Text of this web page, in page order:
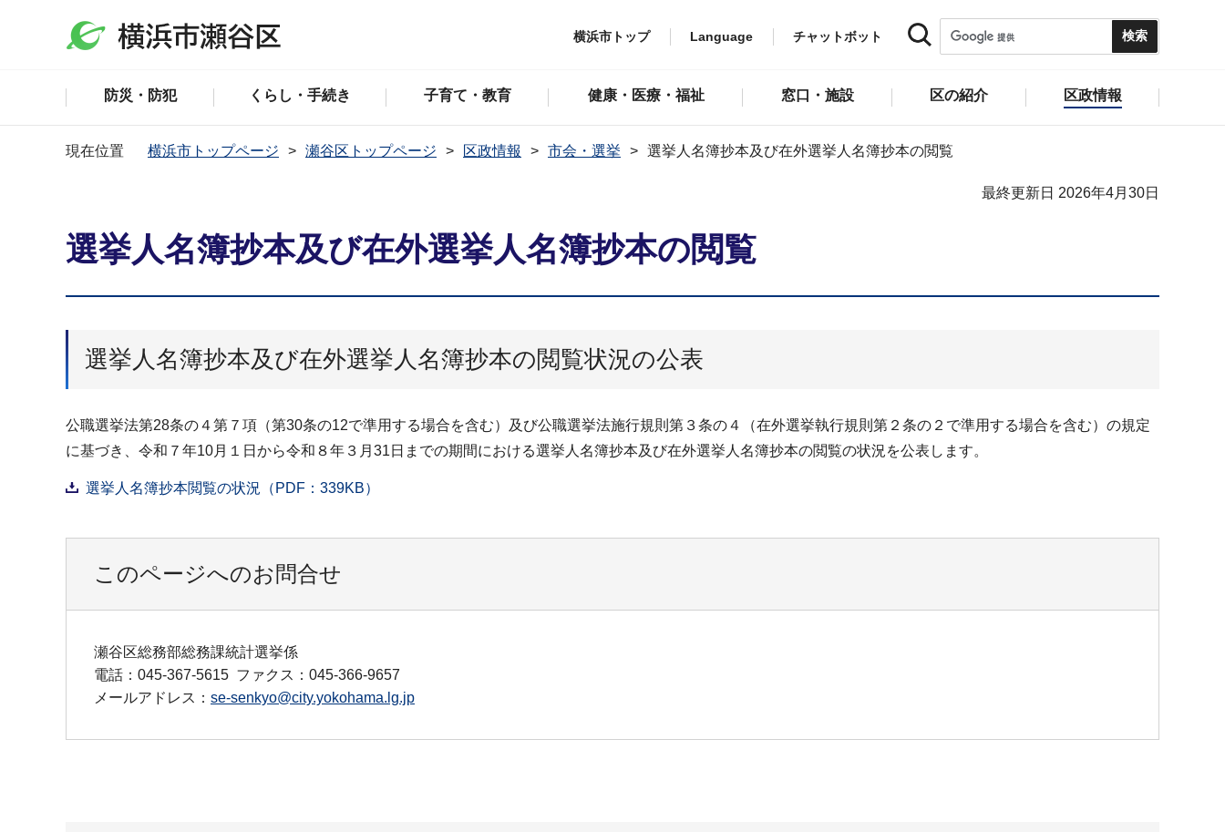
横浜市トップ Language チャットボット
防災・防犯 くらし・手続き 子育て・教育 健康・医療・福祉 窓口・施設 区の紹介 区政情報
現在位置 横浜市トップページ 瀬谷区トップページ 区政情報 市会・選挙 選挙人名簿抄本及び在外選挙人名簿抄本の閲覧
最終更新日 2026年4月30日
選挙人名簿抄本及び在外選挙人名簿抄本の閲覧
選挙人名簿抄本及び在外選挙人名簿抄本の閲覧状況の公表
公職選挙法第28条の４第７項（第30条の12で準用する場合を含む）及び公職選挙法施行規則第３条の４（在外選挙執行規則第２条の２で準用する場合を含む）の規定
に基づき、令和７年10月１日から令和８年３月31日までの期間における選挙人名簿抄本及び在外選挙人名簿抄本の閲覧の状況を公表します。
選挙人名簿抄本閲覧の状況（PDF：339KB）
このページへのお問合せ
瀬谷区総務部総務課統計選挙係
電話：045-367-5615 ファクス：045-366-9657
メールアドレス： se-senkyo@city.yokohama.lg.jp